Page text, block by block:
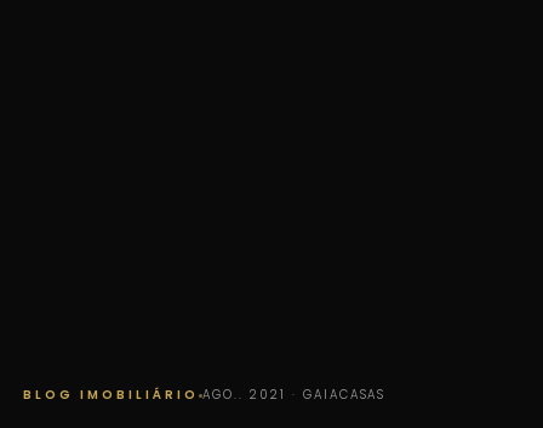
BLOG IMOBILIÁRIO AGO.. 2021 · GAIACASAS